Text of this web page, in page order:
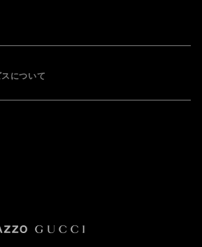
について